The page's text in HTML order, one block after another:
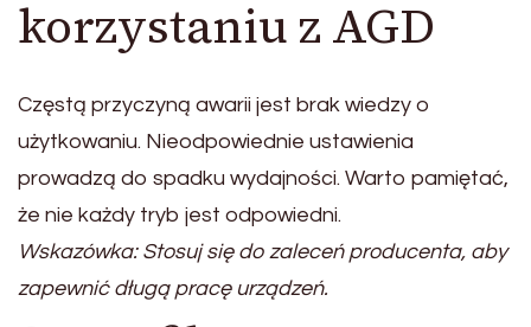
korzystaniu z AGD
Częstą przyczyną awarii jest brak wiedzy o
użytkowaniu. Nieodpowiednie ustawienia
prowadzą do spadku wydajności. Warto pamiętać,
że nie każdy tryb jest odpowiedni.
Wskazówka: Stosuj się do zaleceń producenta, aby
zapewnić długą pracę urządzeń.